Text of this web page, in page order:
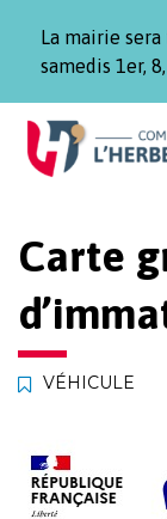
La mairie
samedis 1er,
Aller
Aller
contenu
Aller
pied
Carte
VÉHICULE